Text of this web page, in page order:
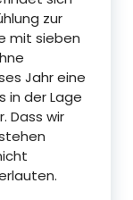
zur
mit sieben
Jahr eine
in der Lage
Dass wir